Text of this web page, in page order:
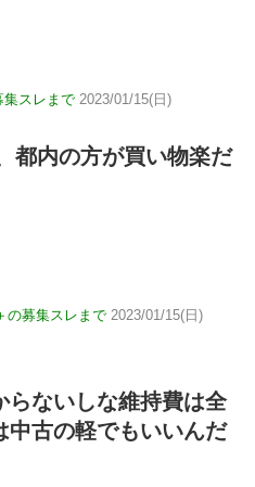
スレまで 2023/01/15(日)
都内の方が買い物楽だ
募集スレまで 2023/01/15(日)
らないしな維持費は全
中古の軽でもいいんだ